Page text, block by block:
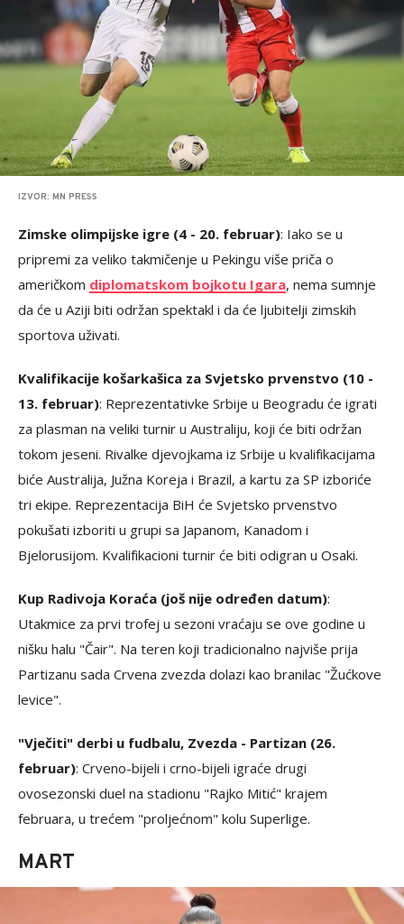
IZVOR: MN PRESS
Zimske olimpijske igre (4 - 20. februar): Iako se u
pripremi za veliko takmičenje u Pekingu više priča o
američkom diplomatskom bojkotu Igara, nema sumnje
da će u Aziji biti održan spektakl i da će ljubitelji zimskih
sportova uživati.
Kvalifikacije košarkašica za Svjetsko prvenstvo (10 -
13. februar): Reprezentativke Srbije u Beogradu će igrati
za plasman na veliki turnir u Australiju, koji će biti održan
tokom jeseni. Rivalke djevojkama iz Srbije u kvalifikacijama
biće Australija, Južna Koreja i Brazil, a kartu za SP izboriće
tri ekipe. Reprezentacija BiH će Svjetsko prvenstvo
pokušati izboriti u grupi sa Japanom, Kanadom i
Bjelorusijom. Kvalifikacioni turnir će biti odigran u Osaki.
Kup Radivoja Koraća (još nije određen datum):
Utakmice za prvi trofej u sezoni vraćaju se ove godine u
nišku halu "Čair". Na teren koji tradicionalno najviše prija
Partizanu sada Crvena zvezda dolazi kao branilac "Žućkove
levice".
"Vječiti" derbi u fudbalu, Zvezda - Partizan (26.
februar): Crveno-bijeli i crno-bijeli igraće drugi
ovosezonski duel na stadionu "Rajko Mitić" krajem
februara, u trećem "proljećnom" kolu Superlige.
MART